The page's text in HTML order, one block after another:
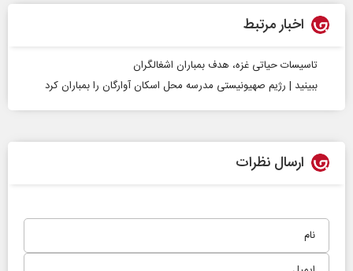
اخبار مرتبط
تاسیسات حیاتی غزه، هدف بمباران اشغالگران
ببینید | رژیم صهیونیستی مدرسه محل اسکان آوارگان را بمباران کرد
ارسال نظرات